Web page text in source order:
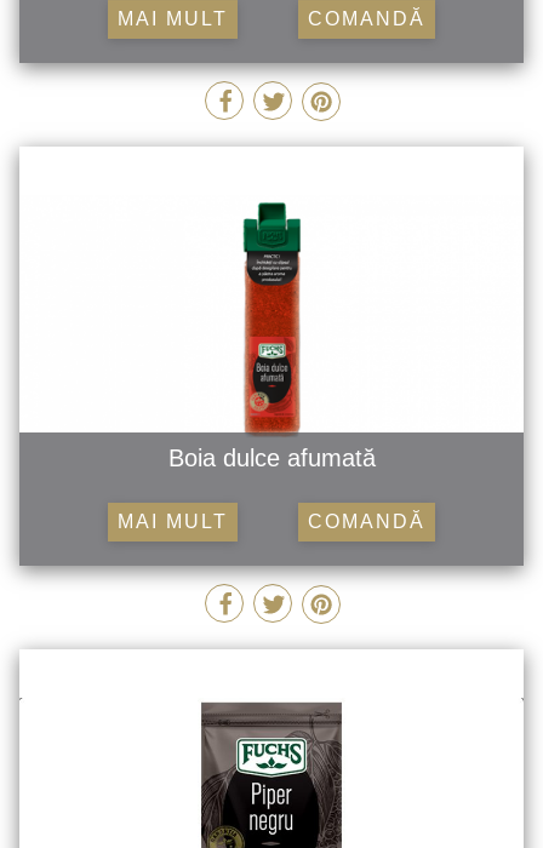
MAI MULT COMANDĂ
Boia dulce afumată
MAI MULT COMANDĂ